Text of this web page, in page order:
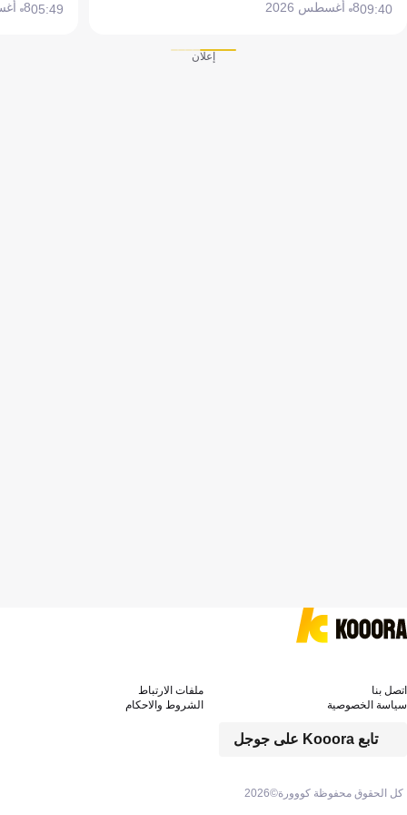
09:408 أغسطس 2026 05:498 أغسطس 2026
إعلان
كل الحقوق محفوظة كووورة©2026
تابع Kooora على جوجل
اتصل بنا
ملفات الارتباط
سياسة الخصوصية
الشروط والاحكام